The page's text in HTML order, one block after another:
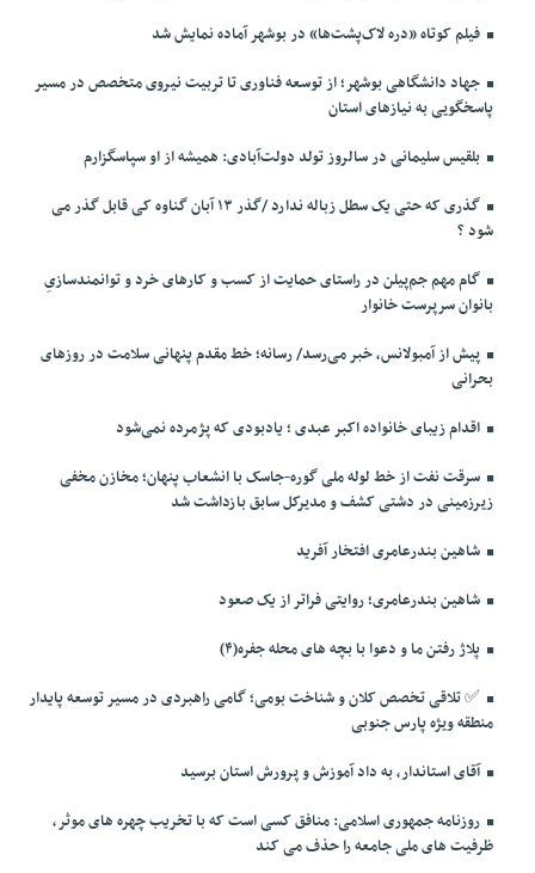
فیلم کوتاه «دره لاک‌پشت‌ها» در بوشهر آماده نمایش شد
جهاد دانشگاهی بوشهر؛ از توسعه فناوری تا تربیت نیروی متخصص در مسیر
پاسخگویی به نیازهای استان
بلقیس سلیمانی در سالروز تولد دولت‌آبادی: همیشه از او سپاسگزارم
گذری که حتی یک سطل زباله ندارد /گذر ۱۳ آبان گناوه کی قابل گذر می
شود ؟
گام مهم جم‌پیلن در راستای حمایت از کسب و کارهای خرد و توانمندسازیِ
بانوان سرپرست خانوار
پیش از آمبولانس، خبر می‌رسد/ رسانه؛ خط مقدم پنهانی سلامت در روزهای
بحرانی
اقدام زیبای خانواده اکبر عبدی ؛ یادبودی که پژمرده نمی‌شود
سرقت نفت از خط لوله ملی گوره-جاسک با انشعاب پنهان؛ مخازن مخفی
زیرزمینی در دشتی کشف و مدیرکل سابق بازداشت شد
شاهین بندرعامری افتخار آفرید
شاهین بندرعامری؛ روایتی فراتر از یک صعود
پلاژ رفتن ما و دعوا با بچه های محله جفره(۴)
✅️ تلاقی تخصص کلان و شناخت بومی؛ گامی راهبردی در مسیر توسعه پایدار
منطقه ویژه پارس جنوبی
آقای استاندار، به داد آموزش و پرورش استان برسید
روزنامه جمهوری اسلامی: منافق کسی است که با تخریب چهره های موثر،
ظرفیت های ملی جامعه را حذف می کند